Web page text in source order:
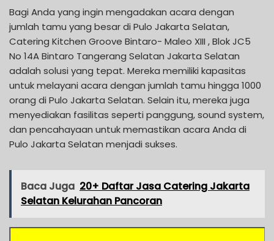
Bagi Anda yang ingin mengadakan acara dengan
jumlah tamu yang besar di Pulo Jakarta Selatan,
Catering Kitchen Groove Bintaro- Maleo XIII , Blok JC5
No 14A Bintaro Tangerang Selatan Jakarta Selatan
adalah solusi yang tepat. Mereka memiliki kapasitas
untuk melayani acara dengan jumlah tamu hingga 1000
orang di Pulo Jakarta Selatan. Selain itu, mereka juga
menyediakan fasilitas seperti panggung, sound system,
dan pencahayaan untuk memastikan acara Anda di
Pulo Jakarta Selatan menjadi sukses.
Baca Juga 20+ Daftar Jasa Catering Jakarta
Selatan Kelurahan Pancoran